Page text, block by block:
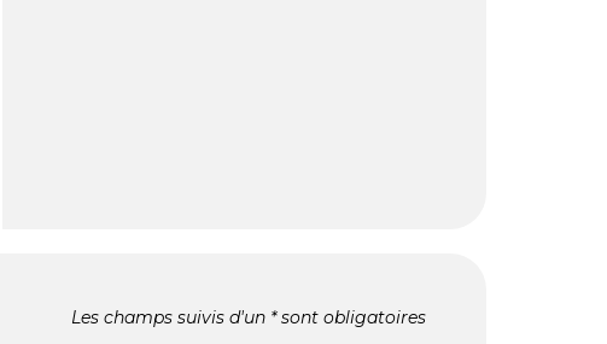
Les champs suivis d'un * sont obligatoires